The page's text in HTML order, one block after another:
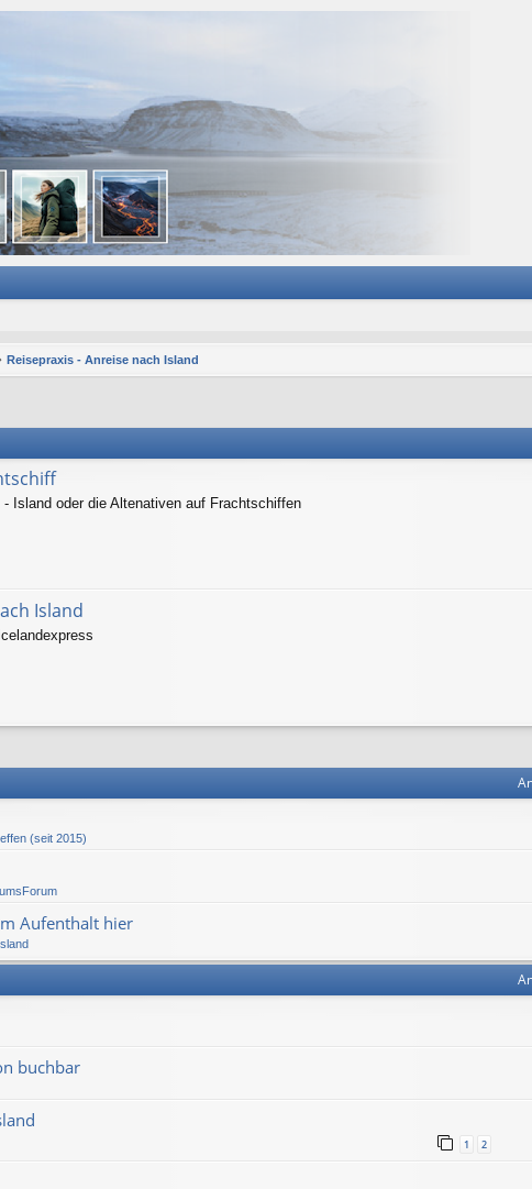
Reisepraxis - Anreise nach Island
- Island oder die Altenativen auf Frachtschiffen
Island
(seit 2015)
Aufenthalt hier
buchbar
1 2